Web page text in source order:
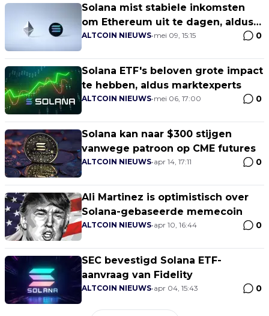
Solana mist stabiele inkomsten
om Ethereum uit te dagen, aldus
Sygnum
ALTCOIN NIEUWS•mei 09, 15:15 0
Solana ETF's beloven grote impact
te hebben, aldus marktexperts
ALTCOIN NIEUWS•mei 06, 17:00 0
Solana kan naar $300 stijgen
vanwege patroon op CME futures
ALTCOIN NIEUWS•apr 14, 17:11 0
Ali Martinez is optimistisch over
Solana-gebaseerde memecoin
ALTCOIN NIEUWS•apr 10, 16:44 0
SEC bevestigd Solana ETF-
aanvraag van Fidelity
ALTCOIN NIEUWS•apr 04, 15:43 0